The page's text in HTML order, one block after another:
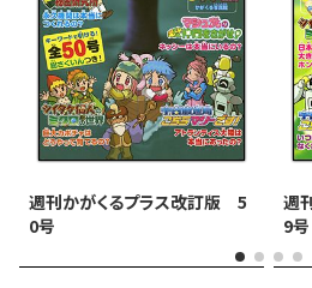
週刊かがくるプラス改訂版 5
0号
週
9号